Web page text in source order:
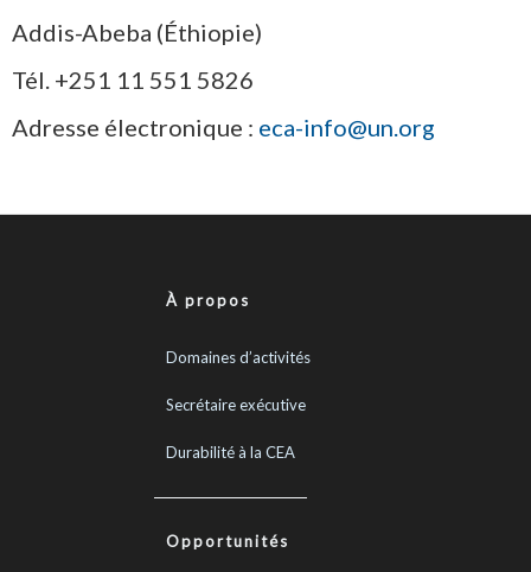
Addis-Abeba (Éthiopie)
Tél. +251 11 551 5826
Adresse électronique : eca-info@un.org
À propos
Domaines d’activités
Secrétaire exécutive
Durabilité à la CEA
Opportunités